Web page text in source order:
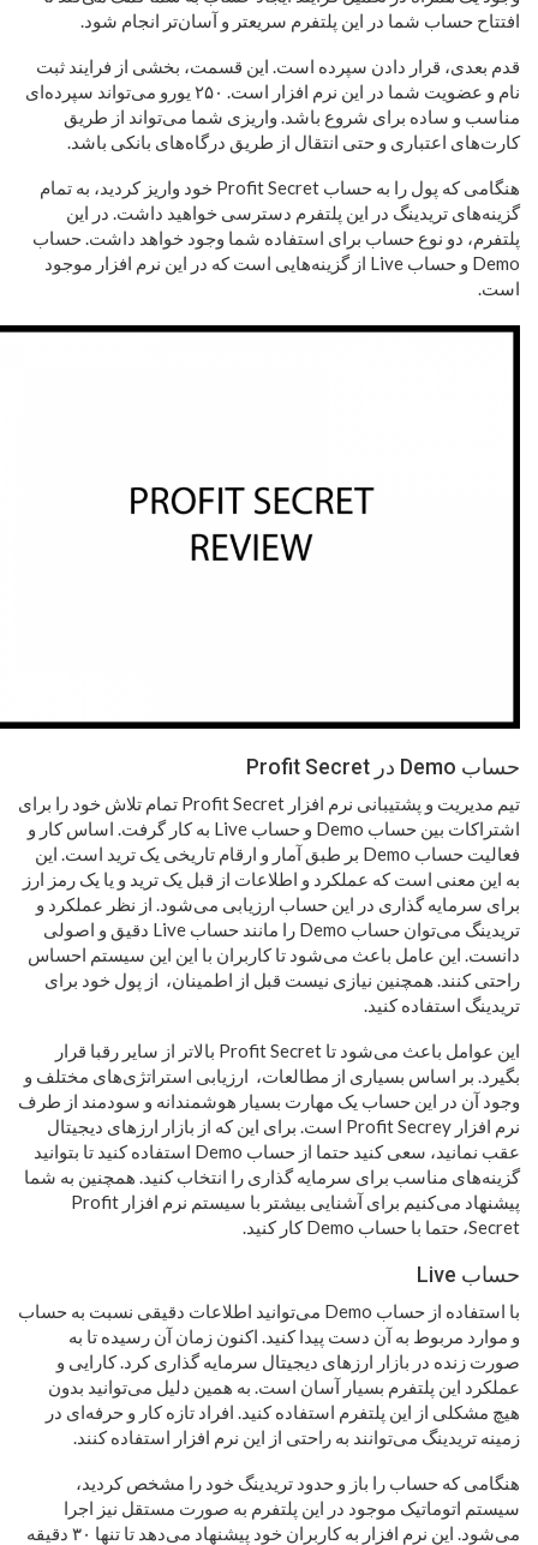
افتتاح حساب شما در این پلتفرم سریعتر و آسان‌تر انجام شود.
قدم بعدی، قرار دادن سپرده است. این قسمت، بخشی از فرایند ثبت
نام و عضویت شما در این نرم افزار است. ۲۵۰ یورو می‌تواند سپرده‌ای
مناسب و ساده برای شروع باشد. واریزی شما می‌تواند از طریق
کارت‌های اعتباری و حتی انتقال از طریق درگاه‌های بانکی باشد.
هنگامی که پول را به حساب Profit Secret خود واریز کردید، به تمام
گزینه‌های تریدینگ در این پلتفرم دسترسی خواهید داشت. در این
پلتفرم، دو نوع حساب برای استفاده شما وجود خواهد داشت. حساب
Demo و حساب Live از گزینه‌هایی است که در این نرم افزار موجود
است.
حساب Demo در Profit Secret
تیم مدیریت و پشتیبانی نرم افزار Profit Secret تمام تلاش خود را برای
اشتراکات بین حساب Demo و حساب Live به کار گرفت. اساس کار و
فعالیت حساب Demo بر طبق آمار و ارقام تاریخی یک ترید است. این
به این معنی است که عملکرد و اطلاعات از قبل یک ترید و یا یک رمز ارز
برای سرمایه گذاری در این حساب ارزیابی می‌شود. از نظر عملکرد و
تریدینگ می‌توان حساب Demo را مانند حساب Live دقیق و اصولی
دانست. این عامل باعث می‌شود تا کاربران با این این سیستم احساس
راحتی کنند. همچنین نیازی نیست قبل از اطمینان، از پول خود برای
تریدینگ استفاده کنید.
این عوامل باعث می‌شود تا Profit Secret بالاتر از سایر رقبا قرار
بگیرد. بر اساس بسیاری از مطالعات، ارزیابی استراتژی‌های مختلف و
وجود آن در این حساب یک مهارت بسیار هوشمندانه و سودمند از طرف
نرم افزار Profit Secrey است. برای این که از بازار ارزهای دیجیتال
عقب نمانید، سعی کنید حتما از حساب Demo استفاده کنید تا بتوانید
گزینه‌های مناسب برای سرمایه گذاری را انتخاب کنید. همچنین به شما
پیشنهاد می‌کنیم برای آشنایی بیشتر با سیستم نرم افزار Profit
Secret، حتما با حساب Demo کار کنید.
حساب Live
با استفاده از حساب Demo می‌توانید اطلاعات دقیقی نسبت به حساب
و موارد مربوط به آن دست پیدا کنید. اکنون زمان آن رسیده تا به
صورت زنده در بازار ارزهای دیجیتال سرمایه گذاری کرد. کارایی و
عملکرد این پلتفرم بسیار آسان است. به همین دلیل می‌توانید بدون
هیچ مشکلی از این پلتفرم استفاده کنید. افراد تازه کار و حرفه‌ای در
زمینه تریدینگ می‌توانند به راحتی از این نرم افزار استفاده کنند.
هنگامی که حساب را باز و حدود تریدینگ خود را مشخص کردید،
سیستم اتوماتیک موجود در این پلتفرم به صورت مستقل نیز اجرا
می‌شود. این نرم افزار به کاربران خود پیشنهاد می‌دهد تا تنها ۳۰ دقیقه